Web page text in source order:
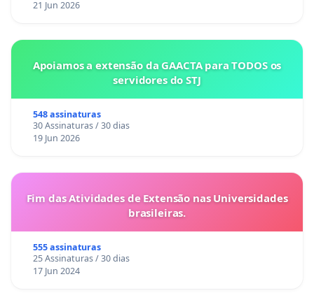
21 Jun 2026
Apoiamos a extensão da GAACTA para TODOS os
servidores do STJ
548 assinaturas
30 Assinaturas / 30 dias
19 Jun 2026
Fim das Atividades de Extensão nas Universidades
brasileiras.
555 assinaturas
25 Assinaturas / 30 dias
17 Jun 2024